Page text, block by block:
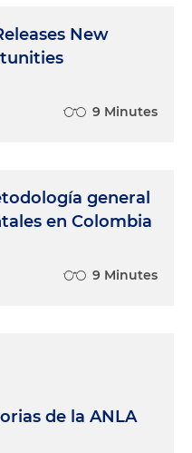
New
9 Minutes
general
en Colombia
9 Minutes
de la ANLA